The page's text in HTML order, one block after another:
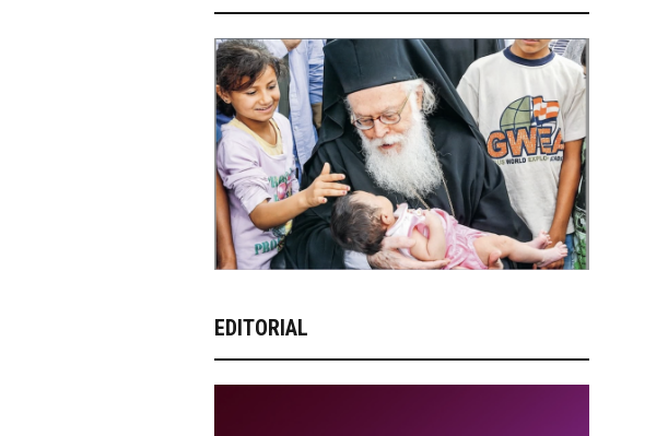
EDITORIAL